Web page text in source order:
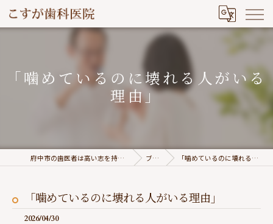
「噛めているのに壊れる人がいる
理由」
府中市の歯医者は高い志を持つこすが歯科医院 ブログ 「噛めているのに壊れる人がいる理由」
「噛めているのに壊れる人がいる理由」
2026/04/30